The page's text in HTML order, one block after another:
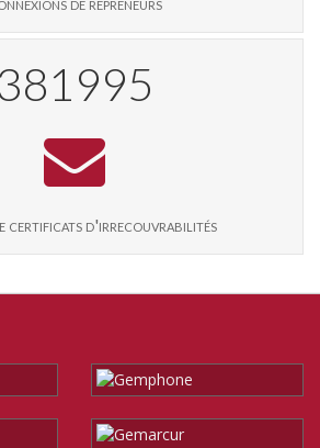
certificats d'irrecouvrabilités